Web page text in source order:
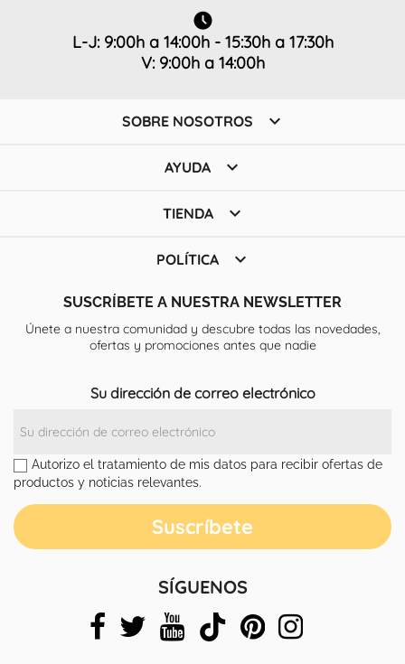
L-J: 9:00h a 14:00h - 15:30h a 17:30h
V: 9:00h a 14:00h
SOBRE NOSOTROS 
AYUDA 
TIENDA 
POLÍTICA 
SUSCRÍBETE A NUESTRA NEWSLETTER
Únete a nuestra comunidad y descubre todas las novedades,
ofertas y promociones antes que nadie
Su dirección de correo electrónico
Autorizo el tratamiento de mis datos para recibir ofertas de
productos y noticias relevantes.
SÍGUENOS